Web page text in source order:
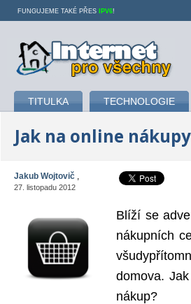
Internet pro všechny
TITULKA TECHNOLOGIE
FUNGUJEME TAKÉ PŘES IPV6!
Jak na online nákupy
Jakub Wojtovič
27. listopadu 2012
Blíží se
nákupních
domova.
nákup?